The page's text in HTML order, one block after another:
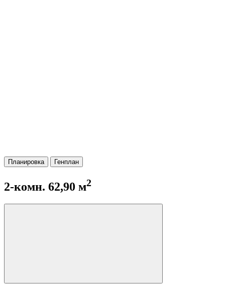
Планировка Генплан
2-комн. 62,90 м2